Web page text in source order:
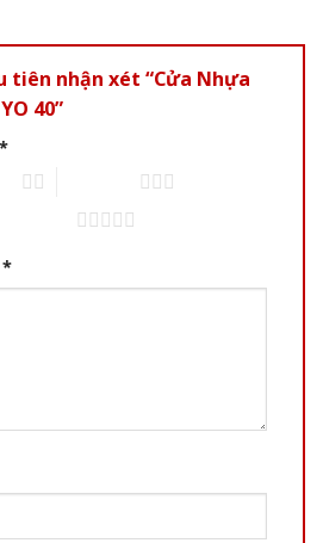
tiên nhận xét “Cửa Nhựa
40”
*
*